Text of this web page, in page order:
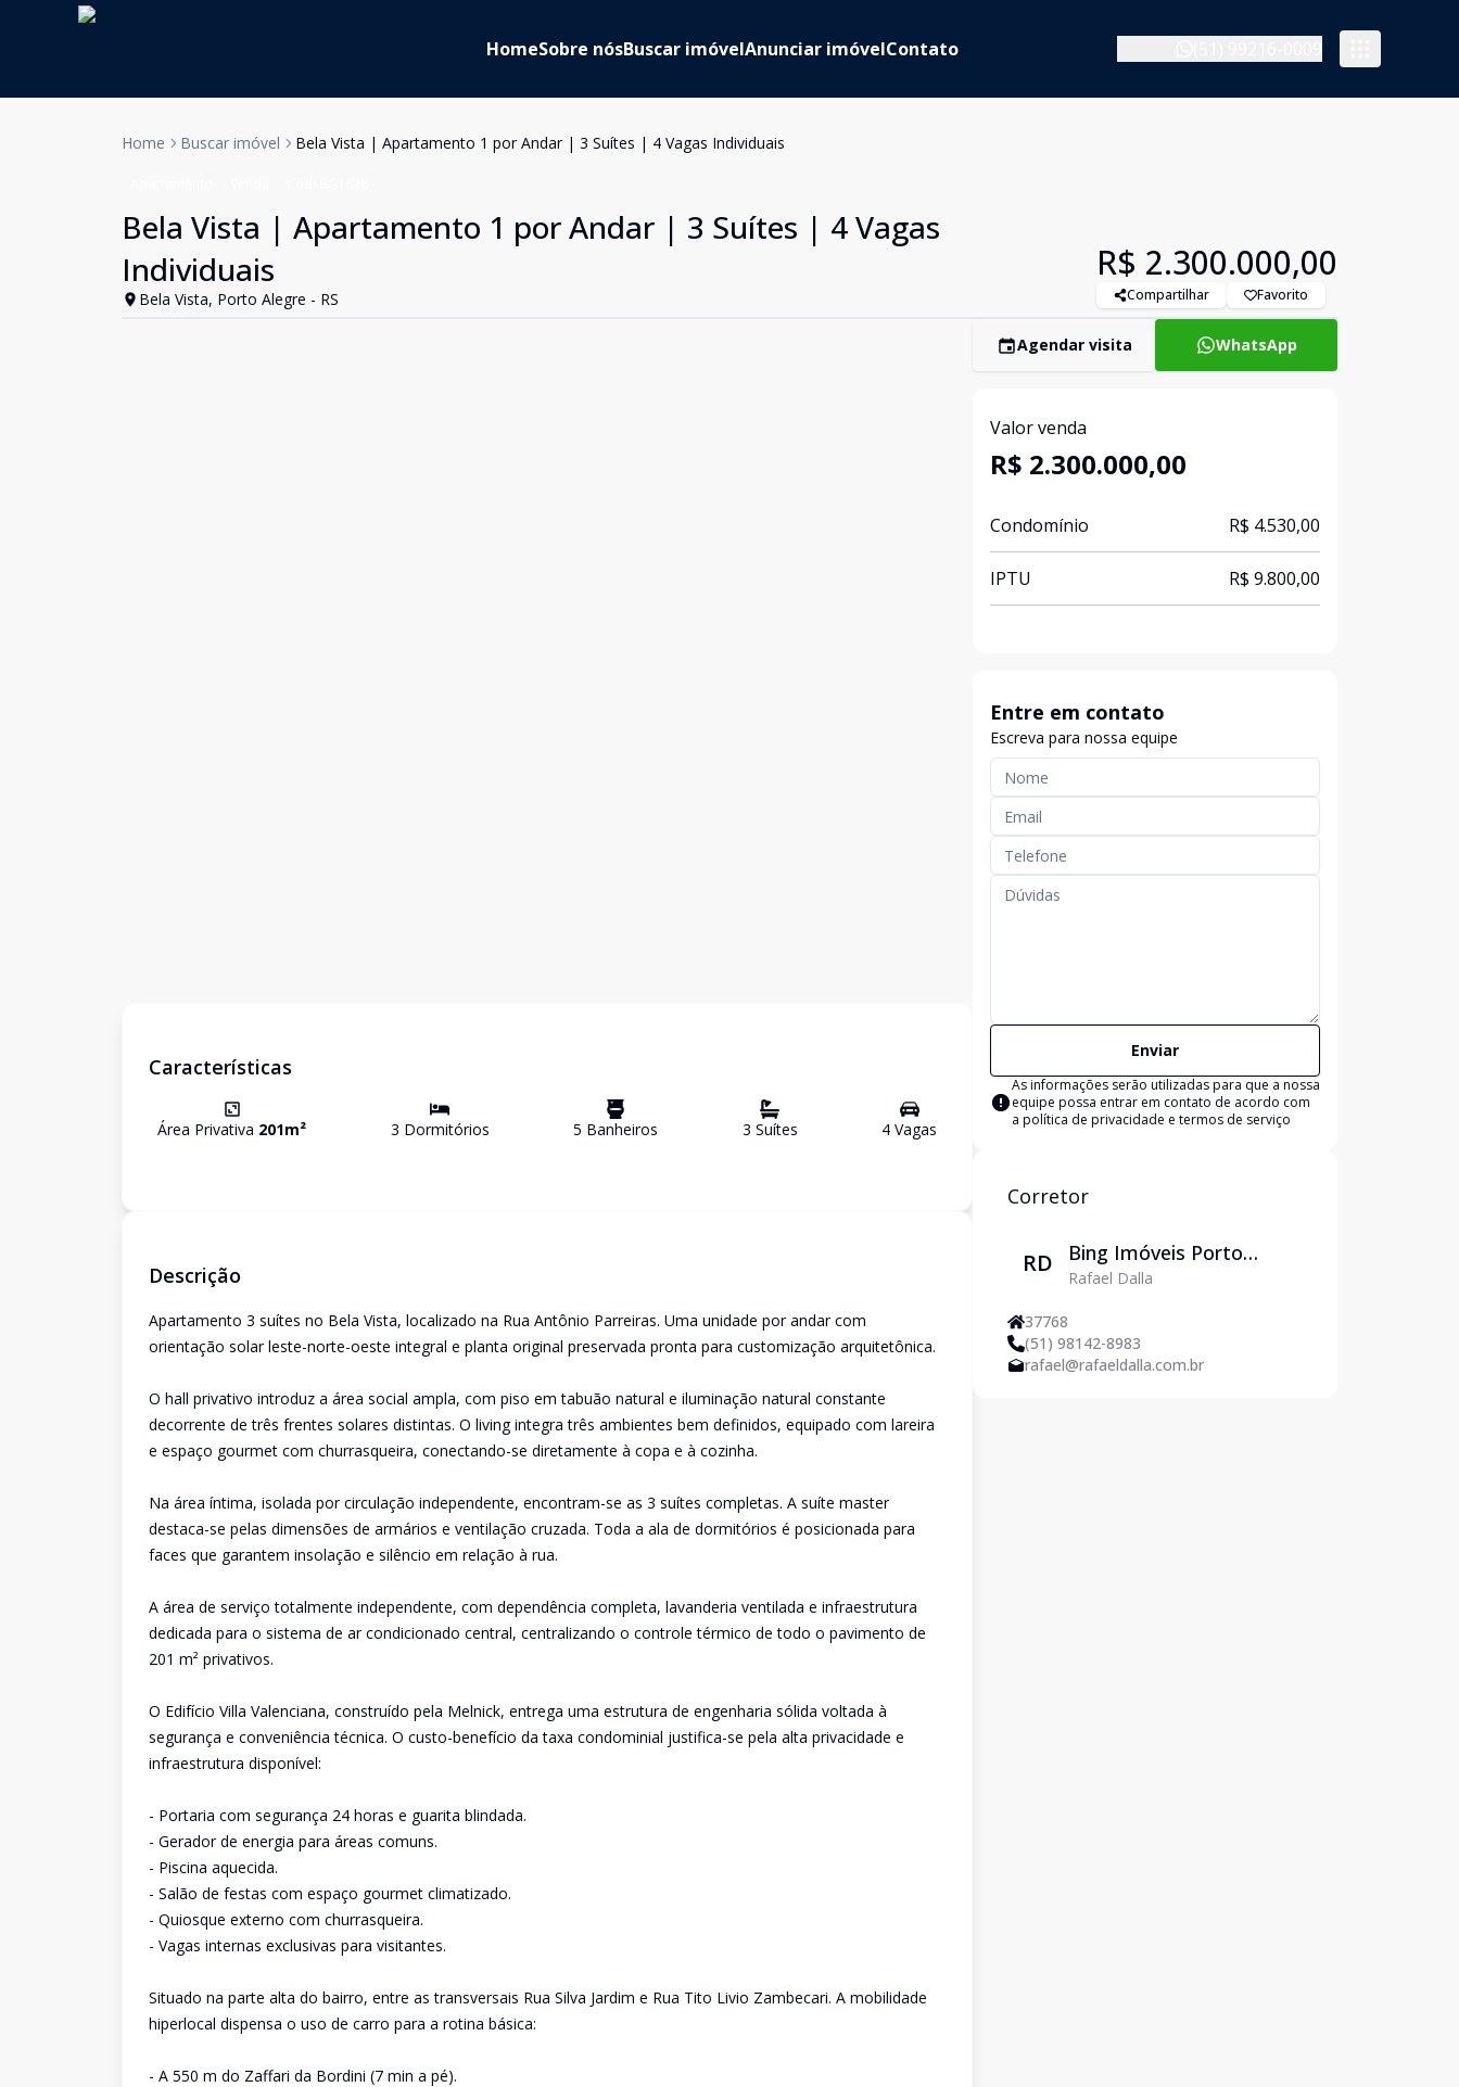
HomeSobre nósBuscar imóvelAnunciar imóvelContato
Home Buscar imóvel Bela Vista | Apartamento 1 por Andar | 3 Suítes | 4 Vagas Individuais
Bela Vista | Apartamento 1 por Andar | 3 Suítes | 4 Vagas
Individuais
Bela Vista, Porto Alegre - RS
R$ 2.300.000,00
Compartilhar Favorito
Características
Área Privativa 201m² 3 Dormitórios 5 Banheiros 3 Suítes 4 Vagas
Descrição
Apartamento 3 suítes no Bela Vista, localizado na Rua Antônio Parreiras. Uma unidade por andar com
orientação solar leste-norte-oeste integral e planta original preservada pronta para customização arquitetônica.
O hall privativo introduz a área social ampla, com piso em tabuão natural e iluminação natural constante
decorrente de três frentes solares distintas. O living integra três ambientes bem definidos, equipado com lareira
e espaço gourmet com churrasqueira, conectando-se diretamente à copa e à cozinha.
Na área íntima, isolada por circulação independente, encontram-se as 3 suítes completas. A suíte master
destaca-se pelas dimensões de armários e ventilação cruzada. Toda a ala de dormitórios é posicionada para
faces que garantem insolação e silêncio em relação à rua.
A área de serviço totalmente independente, com dependência completa, lavanderia ventilada e infraestrutura
dedicada para o sistema de ar condicionado central, centralizando o controle térmico de todo o pavimento de
201 m² privativos.
O Edifício Villa Valenciana, construído pela Melnick, entrega uma estrutura de engenharia sólida voltada à
segurança e conveniência técnica. O custo-benefício da taxa condominial justifica-se pela alta privacidade e
infraestrutura disponível:
- Portaria com segurança 24 horas e guarita blindada.
- Gerador de energia para áreas comuns.
- Piscina aquecida.
- Salão de festas com espaço gourmet climatizado.
- Quiosque externo com churrasqueira.
- Vagas internas exclusivas para visitantes.
Situado na parte alta do bairro, entre as transversais Rua Silva Jardim e Rua Tito Livio Zambecari. A mobilidade
hiperlocal dispensa o uso de carro para a rotina básica:
- A 550 m do Zaffari da Bordini (7 min a pé).
Agendar visita WhatsApp
Valor venda
R$ 2.300.000,00
Condomínio R$ 4.530,00
IPTU R$ 9.800,00
Entre em contato
Escreva para nossa equipe
Enviar
As informações serão utilizadas para que a nossa
equipe possa entrar em contato de acordo com
a política de privacidade e termos de serviço
Corretor
RD
Bing Imóveis Porto
Alegre
Rafael Dalla
37768
(51) 98142-8983
rafael@rafaeldalla.com.br